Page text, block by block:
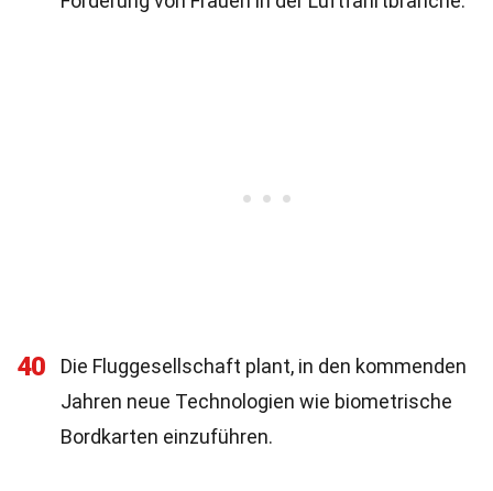
40
Die Fluggesellschaft plant, in den kommenden
Jahren neue Technologien wie biometrische
Bordkarten einzuführen.